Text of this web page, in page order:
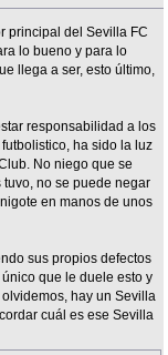
principal del Sevilla FC
lo bueno y para lo
llega a ser, esto último,
responsabilidad a los
ha sido la luz
No niego que se
no se puede negar
en manos de unos
sus propios defectos
que le duele esto y
hay un Sevilla
cuál es ese Sevilla